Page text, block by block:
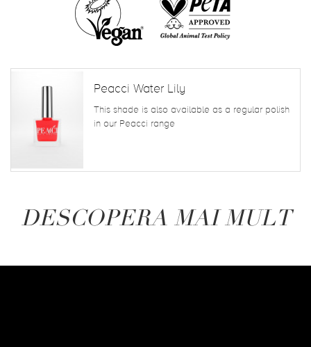
Peacci Water Lily
This shade is also available as a regular polish
in our Peacci range
DESCOPERA MAI MULT